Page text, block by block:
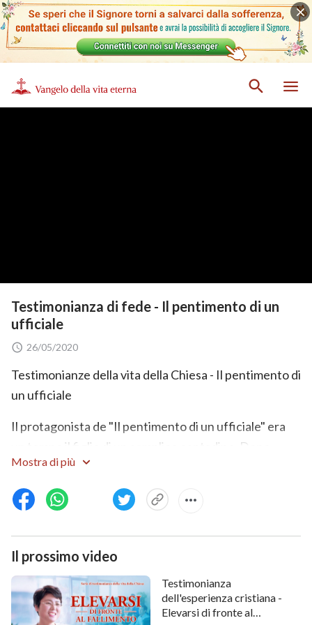
Testimonianza di fede - Il pentimento di un
ufficiale
26/05/2020
Testimonianze della vita della Chiesa - Il pentimento di
un ufficiale
Il protagonista de "Il pentimento di un ufficiale" era
un tempo il figlio di un semplice contadino. Dopo
essersi arruolato nell'esercito, inizia presto a trovarsi
in accordo con le tacite regole della sua unità nel
tentativo di ottenere prestigio, elogi e promozioni,
cibo e comprando doni. Ottiene una promozione e
diventa comandante di battaglione, iniziando a
percorrere il cammino della corruzione. Dopo aver
trovato la fede in Dio, volta pagina e lascia l'esercito,
Mostra di più
Il prossimo video
Testimonianza
dell'esperienza cristiana -
Elevarsi di fronte al